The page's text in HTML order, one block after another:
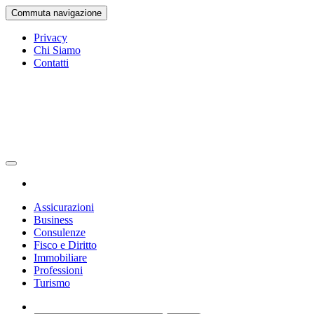
Vai
al
contenuto
Commuta navigazione
Privacy
Chi Siamo
Contatti
Assicurazioni
Business
Consulenze
Fisco e Diritto
Immobiliare
Professioni
Turismo